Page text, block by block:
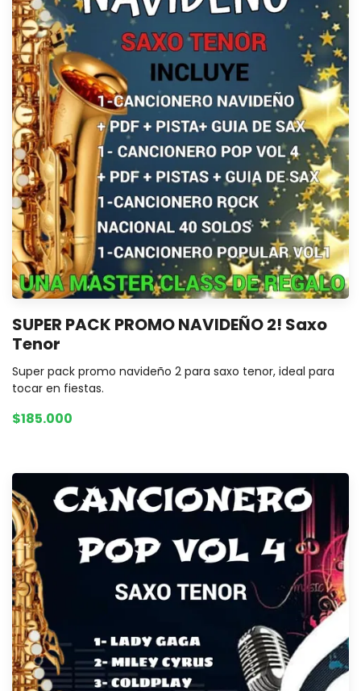
SUPER PACK PROMO NAVIDEÑO 2! Saxo
Tenor
Super pack promo navideño 2 para saxo tenor, ideal para
tocar en fiestas.
$185.000